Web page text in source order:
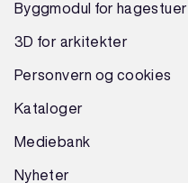
Byggmodul for hagestuer
3D for arkitekter
Personvern og cookies
Kataloger
Mediebank
Nyheter